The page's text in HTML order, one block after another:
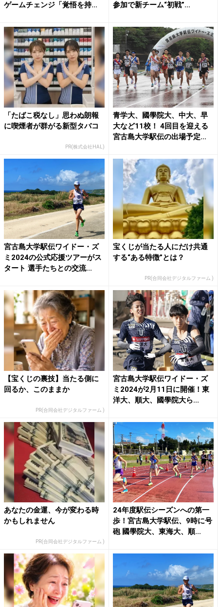
ゲームチェンジ「覚悟を持...
参加で新チーム“初戦”...
「たばこ税なし」思わぬ朗報
に喫煙者が群がる新型タバコ
PR(株式会社HAL)
青学大、國學院大、中大、早
大など11校！ 4回目を迎える
宮古島大学駅伝の出場予定...
宮古島大学駅伝ワイドー・ズ
ミ2024の公式応援ツアーがス
タート 選手たちとの交流...
宝くじが当たる人にだけ共通
する“ある特徴”とは？
PR(合同会社デジタルファーム )
【宝くじの裏技】当たる側に
回るか、このままか
PR(合同会社デジタルファーム )
宮古島大学駅伝ワイドー・ズ
ミ2024が2月11日に開催！東
洋大、順大、國學院大ら...
あなたの金運、今が変わる時
かもしれません
PR(合同会社デジタルファーム )
24年度駅伝シーズンへの第一
歩！宮古島大学駅伝、9時に号
砲 國學院大、東海大、順...